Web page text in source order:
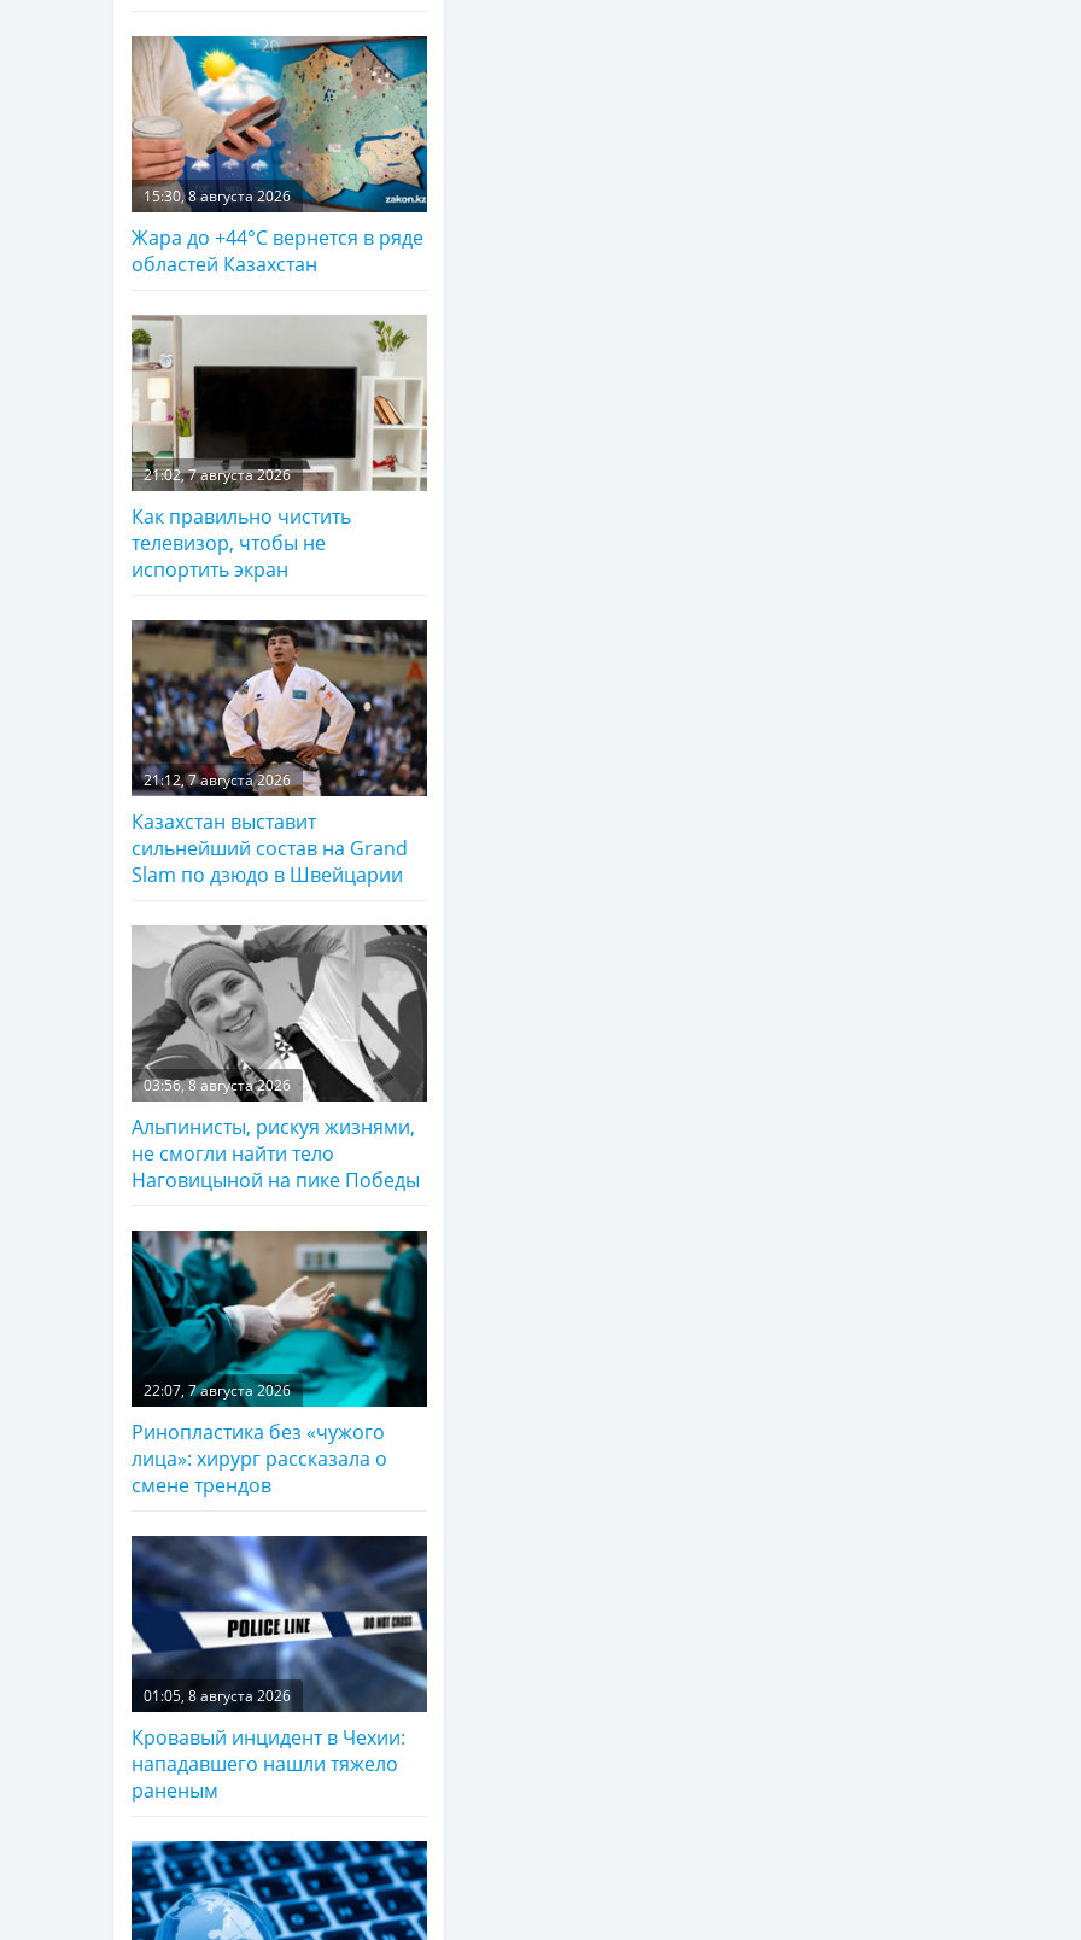
15:30, 8 августа 2026
Жара до +44°С вернется в ряде
областей Казахстан
21:02, 7 августа 2026
Как правильно чистить
телевизор, чтобы не
испортить экран
21:12, 7 августа 2026
Казахстан выставит
сильнейший состав на Grand
Slam по дзюдо в Швейцарии
03:56, 8 августа 2026
Альпинисты, рискуя жизнями,
не смогли найти тело
Наговицыной на пике Победы
22:07, 7 августа 2026
Ринопластика без «чужого
лица»: хирург рассказала о
смене трендов
01:05, 8 августа 2026
Кровавый инцидент в Чехии:
нападавшего нашли тяжело
раненым